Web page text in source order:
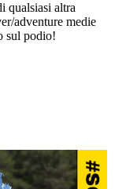
qualsiasi altra
adventure medie
sul podio!